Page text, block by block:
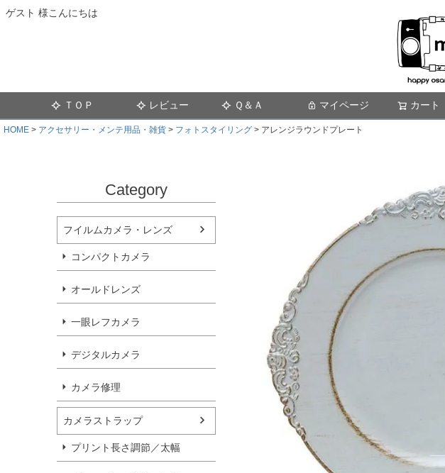
ゲスト 様こんにちは
ＴＯＰ レビュー Ｑ＆Ａ マイページ カート
HOME アクセサリー・メンテ用品・雑貨 フォトスタイリング アレンジラウンドプレート
Category
フイルムカメラ・レンズ
コンパクトカメラ
オールドレンズ
一眼レフカメラ
デジタルカメラ
カメラ修理
カメラストラップ
プリント長さ調節／太幅